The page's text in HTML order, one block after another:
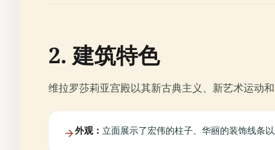
2. 建筑特色
维拉罗莎莉亚宫殿以其新古典主义、新艺术运动
外观： 立面展示了宏伟的柱子、华丽的装饰线条